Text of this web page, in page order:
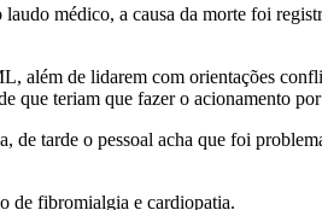
médico, a causa da morte foi
além de lidarem com orientações
teriam que fazer o acionamento
tarde o pessoal acha que foi
de fibromialgia e cardiopatia.